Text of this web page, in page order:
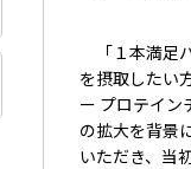
「１本満足
を摂取したい
ー プロテイン
の拡大を背景
いただき、当